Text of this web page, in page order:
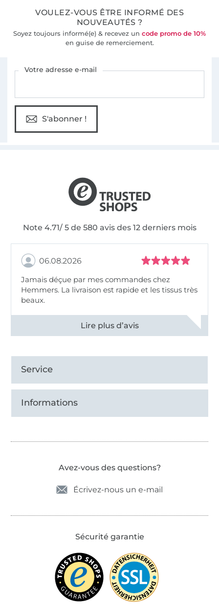
VOULEZ-VOUS ÊTRE INFORMÉ DES
NOUVEAUTÉS ?
Soyez toujours informé(e) & recevez un code promo de 10%
en guise de remerciement.
Votre adresse e-mail
S'abonner !
Note 4.71/ 5 de 580 avis des 12 derniers mois
06.08.2026
Jamais déçue par mes commandes chez
Hemmers. La livraison est rapide et les tissus très
beaux.
Voir tous les 11495 commentaires
Service
Informations
Avez-vous des questions?
Écrivez-nous un e-mail
Sécurité garantie